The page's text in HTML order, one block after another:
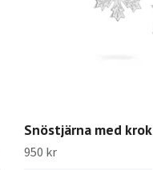
Snöstjärna med krok
950 kr